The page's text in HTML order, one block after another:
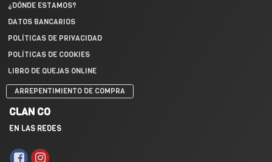
¿DÓNDE ESTAMOS?
DATOS BANCARIOS
POLÍTICAS DE PRIVACIDAD
POLÍTICAS DE COOKIES
LIBRO DE QUEJAS ONLINE
ARREPENTIMIENTO DE COMPRA
CLAN CO
EN LAS REDES